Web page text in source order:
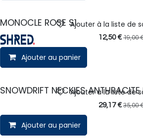
MONOCLE ROSE S1
12,50€ 19,00
Ajouter au panier
Ajouter à la liste de
SNOWDRIFT NECKIES ANTHRACITE
29,17€ 35,00
Ajouter au panier
Ajouter à la liste de